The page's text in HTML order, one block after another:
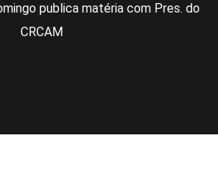
publica matéria com Pres. do
CRCAM